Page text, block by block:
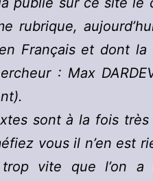
rubrique,
Français et dont la
: Max
sont à la fois très
vous il n’en est
vite que l’on a